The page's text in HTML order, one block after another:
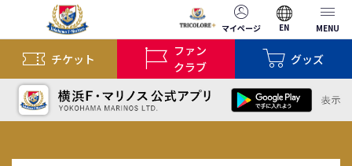
マイページ EN MENU
チケット
ファン
クラブ
グッズ